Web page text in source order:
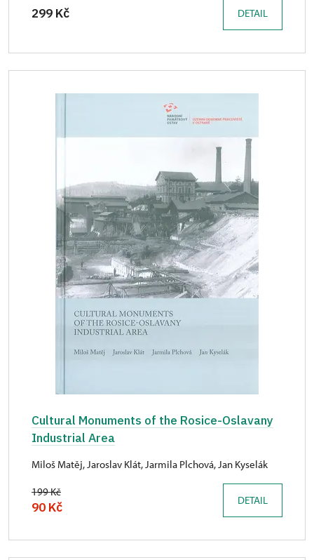
299 Kč DETAIL
Cultural Monuments of the Rosice-Oslavany
Industrial Area
Miloš Matěj, Jaroslav Klát, Jarmila Plchová, Jan Kyselák
199 Kč
90 Kč DETAIL